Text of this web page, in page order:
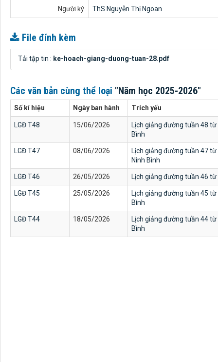
Người ký ThS Nguyễn Thị Ngoan
File đính kèm
Tải tập tin : ke-hoach-giang-duong-tuan-28.pdf
Các văn bản cùng thể loại "Năm học 2025-2026"
Số kí hiệu Ngày ban hành Trích yếu
LGĐ T48 15/06/2026
Lịch giảng đường tuần 48
Bình
LGĐ T47 08/06/2026
Lịch giảng đường tuần 47
Ninh Bình
LGĐ T46 26/05/2026 Lịch giảng đường tuần 46
LGĐ T45 25/05/2026
Lịch giảng đường tuần 45
Bình
LGĐ T44 18/05/2026
Lịch giảng đường tuần 44
Bình